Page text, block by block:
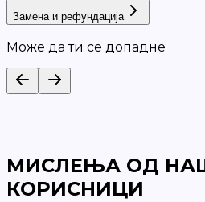
Замена и рефундација
Може да ти се допадне
МИСЛЕЊА ОД
КОРИСНИЦИ